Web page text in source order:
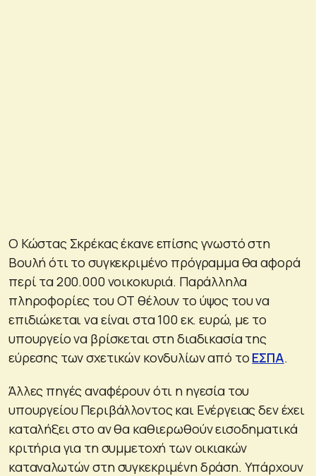
Ο Κώστας Σκρέκας έκανε επίσης γνωστό στη
Βουλή ότι το συγκεκριμένο πρόγραμμα θα αφορά
περί τα 200.000 νοικοκυριά. Παράλληλα
πληροφορίες του ΟΤ θέλουν το ύψος του να
επιδιώκεται να είναι στα 100 εκ. ευρώ, με το
υπουργείο να βρίσκεται στη διαδικασία της
εύρεσης των σχετικών κονδυλίων από το ΕΣΠΑ.
Άλλες πηγές αναφέρουν ότι η ηγεσία του
υπουργείου Περιβάλλοντος και Ενέργειας δεν έχει
καταλήξει στο αν θα καθιερωθούν εισοδηματικά
κριτήρια για τη συμμετοχή των οικιακών
καταναλωτών στη συγκεκριμένη δράση. Υπάρχουν